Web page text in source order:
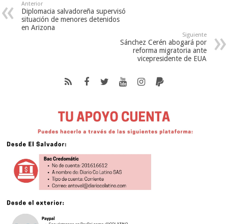
Anterior
Diplomacia salvadoreña supervisó
situación de menores detenidos
en Arizona
Siguiente
Sánchez Cerén abogará por
reforma migratoria ante
vicepresidente de EUA